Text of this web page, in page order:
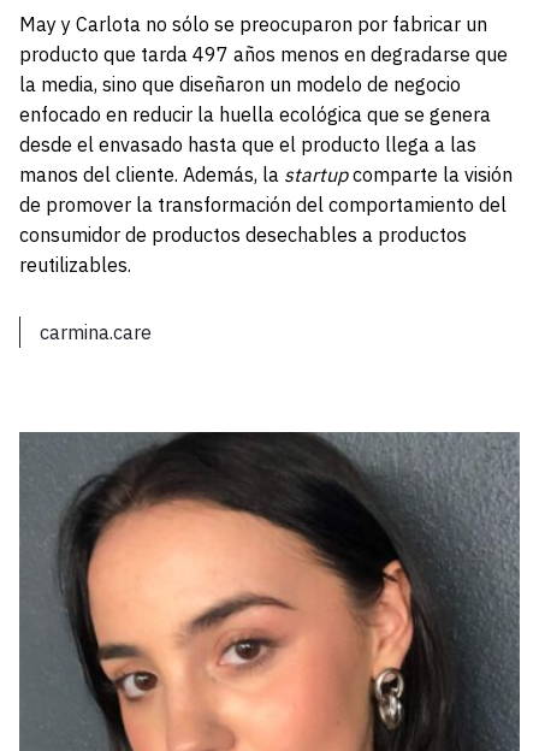
May y Carlota no sólo se preocuparon por fabricar un
producto que tarda 497 años menos en degradarse que
la media, sino que diseñaron un modelo de negocio
enfocado en reducir la huella ecológica que se genera
desde el envasado hasta que el producto llega a las
manos del cliente. Además, la startupcomparte la visión
de promover la transformación del comportamiento del
consumidor de productos desechables a productos
reutilizables.
carmina.care